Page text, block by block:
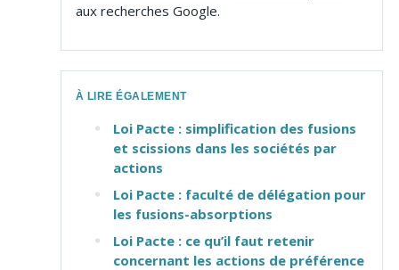
aux recherches Google.
À LIRE ÉGALEMENT
Loi Pacte : simplification des fusions
et scissions dans les sociétés par
actions
Loi Pacte : faculté de délégation pour
les fusions-absorptions
Loi Pacte : ce qu’il faut retenir
concernant les actions de préférence